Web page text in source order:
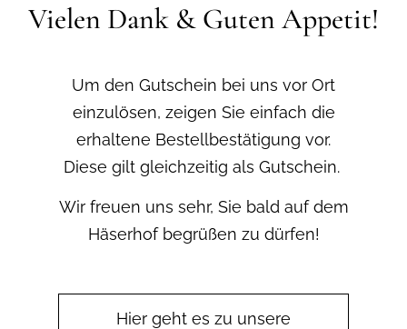
Vielen Dank & Guten Appetit!
Um den Gutschein bei uns vor Ort
einzulösen, zeigen Sie einfach die
erhaltene Bestellbestätigung vor.
Diese gilt gleichzeitig als Gutschein.
Wir freuen uns sehr, Sie bald auf dem
Häserhof begrüßen zu dürfen!
Hier geht es zu unsere